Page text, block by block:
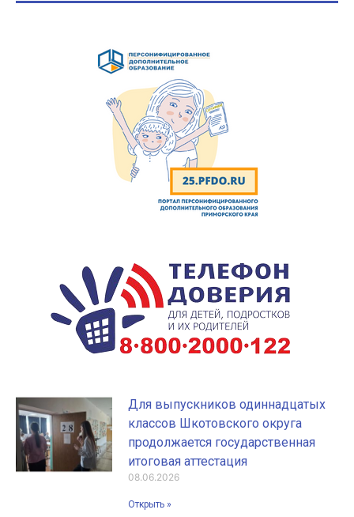
Для выпускников одиннадцатых
классов Шкотовского округа
продолжается государственная
итоговая аттестация
08.06.2026
Открыть »